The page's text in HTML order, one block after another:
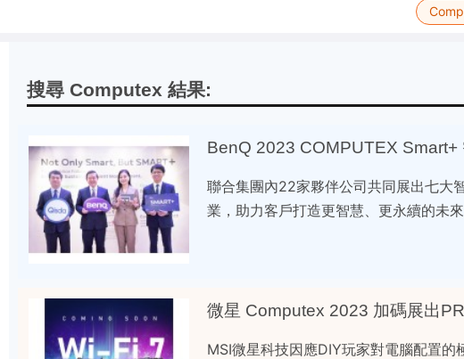
搜尋 Computex 結果:
BenQ 2023 COMPUTEX Smart+
聯合集團內22家夥伴公司共同展出七大
業，助力客戶打造更智慧、更永續的未來
微星 Computex 2023 加碼展出
MSI微星科技因應DIY玩家對電腦配置